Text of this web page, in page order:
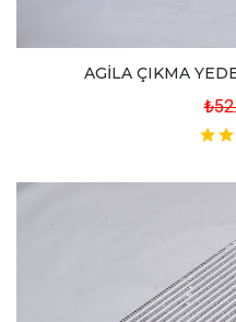
AGİLA ÇIKMA